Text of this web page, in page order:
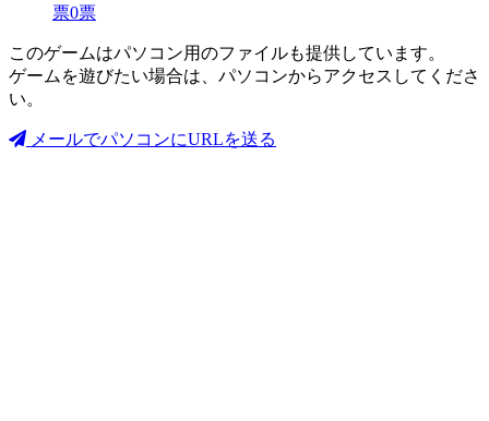
票0票
このゲームはパソコン用のファイルも提供しています。
ゲームを遊びたい場合は、パソコンからアクセスしてくださ
い。
メールでパソコンにURLを送る